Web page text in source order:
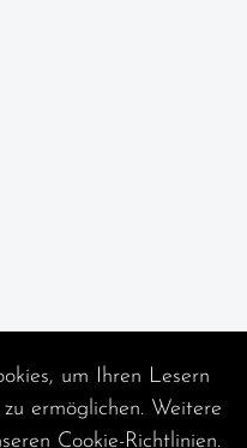
um Ihren Lesern
ermöglichen. Weitere
Cookie-Richtlinien.
Auftrag widerrufen